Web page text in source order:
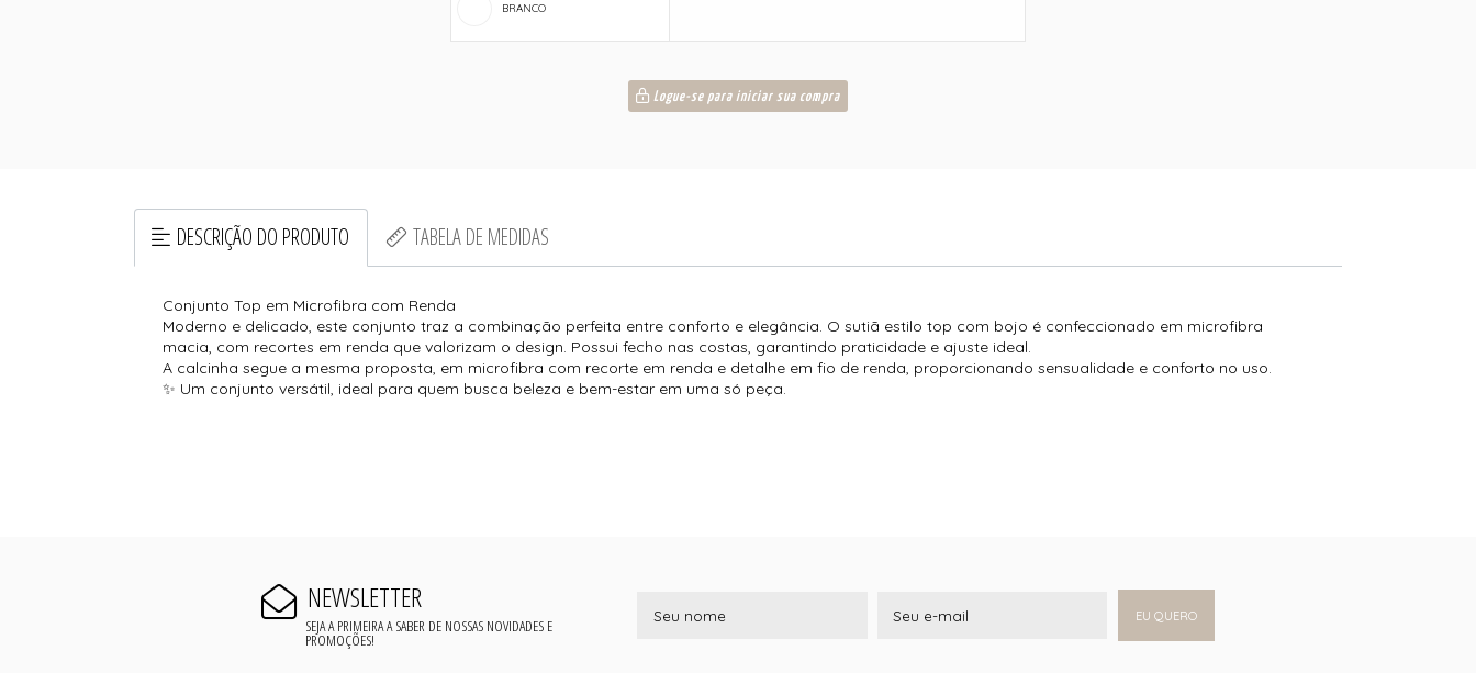
BRANCO
Logue-se para iniciar sua compra
DESCRIÇÃO DO PRODUTO TABELA DE MEDIDAS
Conjunto Top em Microfibra com Renda
Moderno e delicado, este conjunto traz a combinação perfeita entre conforto e elegância. O sutiã estilo top com bojo é confeccionado em microfibra
macia, com recortes em renda que valorizam o design. Possui fecho nas costas, garantindo praticidade e ajuste ideal.
A calcinha segue a mesma proposta, em microfibra com recorte em renda e detalhe em fio de renda, proporcionando sensualidade e conforto no uso.
✨ Um conjunto versátil, ideal para quem busca beleza e bem-estar em uma só peça.
NEWSLETTER
SEJA A PRIMEIRA A SABER DE NOSSAS NOVIDADES E
PROMOÇÕES!
EU QUERO